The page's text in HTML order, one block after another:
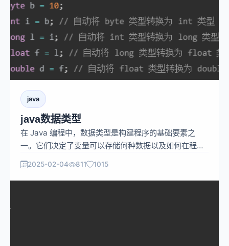
java
java数据类型
在 Java 编程中，数据类型是构建程序的基础要素之
一。它们决定了变量可以存储何种数据以及如何在程序
中进行操作和处理。理解 Java 数据类型对于编写高
效、准确且可靠的代码至关重要。
2025-02-04 811 1015